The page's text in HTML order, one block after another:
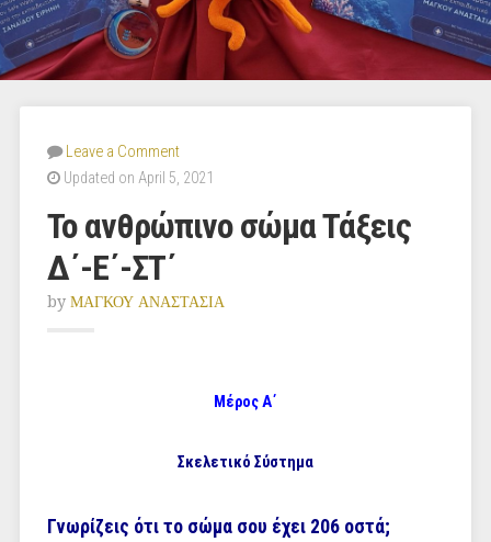
Leave a Comment
Updated on April 5, 2021
Το ανθρώπινο σώμα Τάξεις
Δ΄-Ε΄-ΣΤ΄
by ΜΑΓΚΟΥ ΑΝΑΣΤΑΣΙΑ
Μέρος Α΄
Σκελετικό Σύστημα
Γνωρίζεις ότι το σώμα σου έχει 206 οστά;